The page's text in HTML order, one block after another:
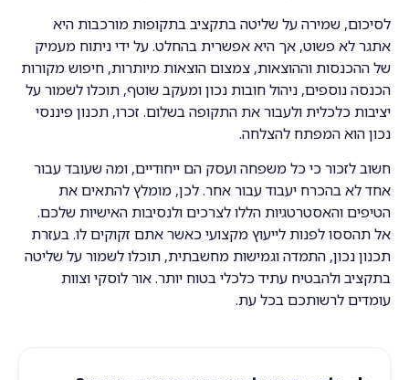
לסיכום, שמירה על שליטה בתקציב בתקופות מורכבות היא
אתגר לא פשוט, אך היא אפשרית בהחלט. על ידי ניתוח מעמיק
של ההכנסות וההוצאות, צמצום הוצאות מיותרות, חיפוש מקורות
הכנסה נוספים, ניהול חובות נכון ומעקב שוטף, תוכלו לשמור על
יציבות כלכלית ולעבור את התקופה בשלום. זכרו, תכנון פיננסי
נכון הוא המפתח להצלחה.
חשוב לזכור כי כל משפחה ועסק הם ייחודיים, ומה שעובד עבור
אחד לא בהכרח יעבוד עבור אחר. לכן, מומלץ להתאים את
הטיפים והאסטרטגיות הללו לצרכים ולנסיבות האישיות שלכם.
אל תהססו לפנות לייעוץ מקצועי כאשר אתם זקוקים לו. בעזרת
תכנון נכון, התמדה וגמישות מחשבתית, תוכלו לשמור על שליטה
בתקציב ולהבטיח עתיד כלכלי בטוח יותר. אור לוסקי וצוות
עומדים לרשותכם בכל עת.